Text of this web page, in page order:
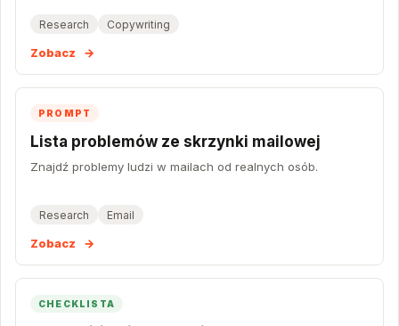
Research Copywriting
Zobacz →
PROMPT
Lista problemów ze skrzynki mailowej
Znajdź problemy ludzi w mailach od realnych osób.
Research Email
Zobacz →
CHECKLISTA